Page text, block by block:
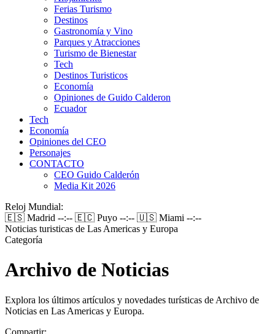
Ferias Turismo
Destinos
Gastronomía y Vino
Parques y Atracciones
Turismo de Bienestar
Tech
Destinos Turisticos
Economía
Opiniones de Guido Calderon
Ecuador
Tech
Economía
Opiniones del CEO
Personajes
CONTACTO
CEO Guido Calderón
Media Kit 2026
Reloj Mundial:
🇪🇸 Madrid --:-- 🇪🇨 Puyo --:-- 🇺🇸 Miami --:--
Noticias turisticas de Las Americas y Europa
Categoría
Archivo de Noticias
Explora los últimos artículos y novedades turísticas de Archivo de
Noticias en Las Americas y Europa.
Compartir: